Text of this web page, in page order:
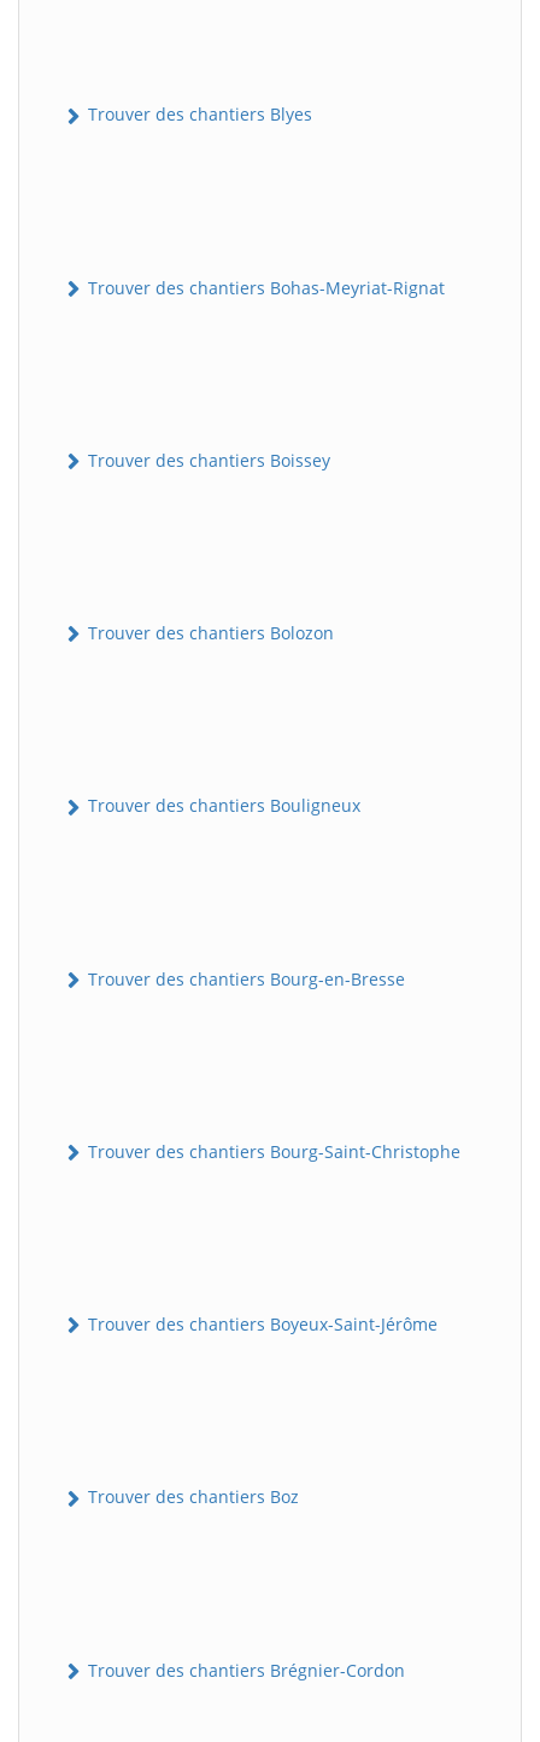
Trouver des chantiers Blyes
Trouver des chantiers Bohas-Meyriat-Rignat
Trouver des chantiers Boissey
Trouver des chantiers Bolozon
Trouver des chantiers Bouligneux
Trouver des chantiers Bourg-en-Bresse
Trouver des chantiers Bourg-Saint-Christophe
Trouver des chantiers Boyeux-Saint-Jérôme
Trouver des chantiers Boz
Trouver des chantiers Brégnier-Cordon